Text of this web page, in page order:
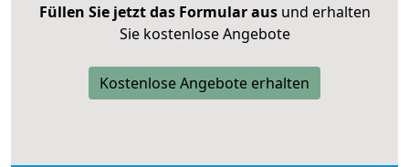
Füllen Sie jetzt das Formular ausund erhalten
Sie kostenlose Angebote
Kostenlose Angebote erhalten